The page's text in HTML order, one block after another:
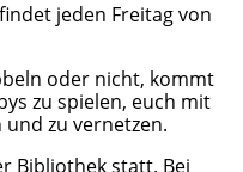
jeden Freitag von
oder nicht, kommt
zu spielen, euch mit
zu vernetzen.
Bibliothek statt. Bei